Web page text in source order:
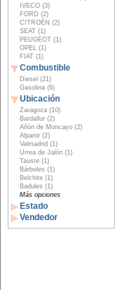
IVECO (3)
FORD (2)
CITROËN (2)
SEAT (1)
PEUGEOT (1)
OPEL (1)
FIAT (1)
Combustible
Diesel (21)
Gasolina (6)
Ubicación
Zaragoza (10)
Bardallur (2)
Añón de Moncayo (2)
Alpartir (2)
Valmadrid (1)
Urrea de Jalón (1)
Tauste (1)
Bárboles (1)
Belchite (1)
Badules (1)
Más opciones
Estado
Vendedor